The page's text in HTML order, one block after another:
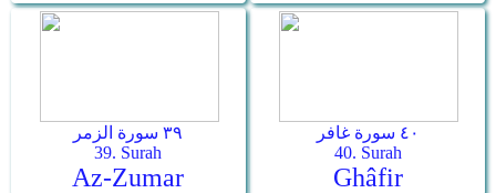
٣٩ سورة الزمر
39. Surah
Az-Zumar
٤٠ سورة غافر
40. Surah
Ghâfir